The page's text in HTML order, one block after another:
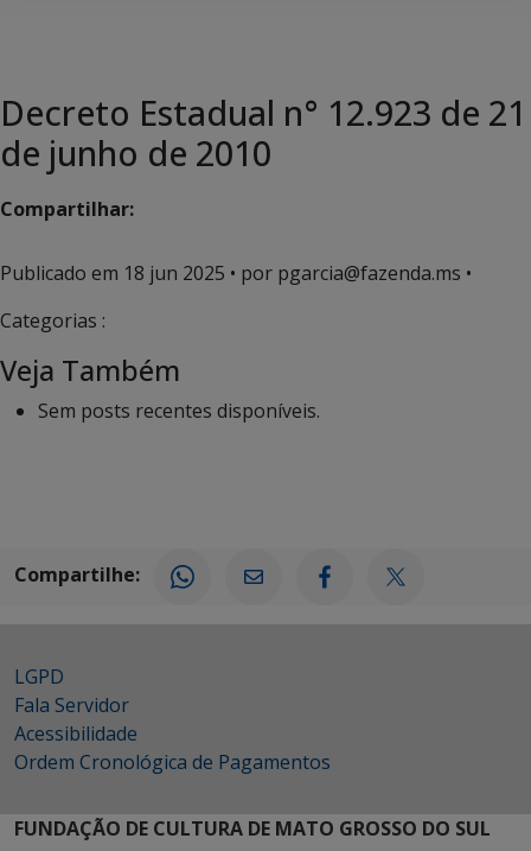
Decreto Estadual n° 12.923 de 21
de junho de 2010
Compartilhar:
Publicado em 18 jun 2025 • por pgarcia@fazenda.ms •
Categorias :
Veja Também
Sem posts recentes disponíveis.
Compartilhe:
LGPD
Fala Servidor
Acessibilidade
Ordem Cronológica de Pagamentos
FUNDAÇÃO DE CULTURA DE MATO GROSSO DO SUL